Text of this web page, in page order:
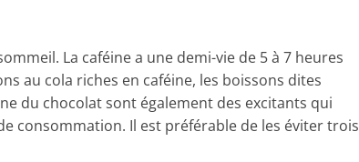
La caféine a une demi-vie de 5 à 7 heures
au cola riches en caféine, les boissons dites
du chocolat sont également des excitants qui
consommation. Il est préférable de les éviter trois